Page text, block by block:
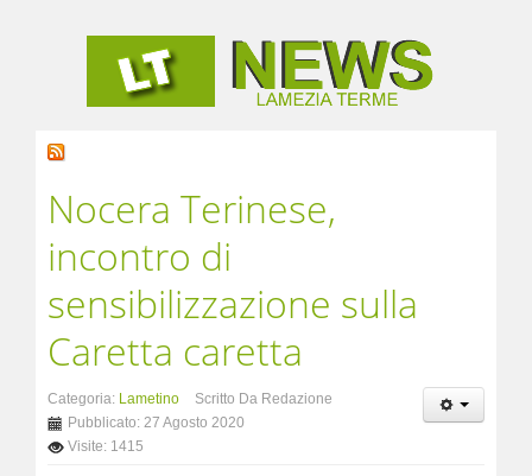
Nocera Terinese,
incontro di
sensibilizzazione sulla
Caretta caretta
Categoria: Lametino
Scritto Da Redazione
Pubblicato: 27 Agosto 2020
Visite: 1415